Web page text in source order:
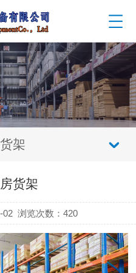
架
货架
02 浏览次数：420